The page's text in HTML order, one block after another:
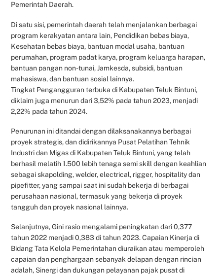
Pemerintah Daerah.
Di satu sisi, pemerintah daerah telah menjalankan berbagai
program kerakyatan antara lain, Pendidikan bebas biaya,
Kesehatan bebas biaya, bantuan modal usaha, bantuan
perumahan, program padat karya, program keluarga harapan,
bantuan pangan non-tunai, Jamkesda, subsidi, bantuan
mahasiswa, dan bantuan sosial lainnya.
Tingkat Pengangguran terbuka di Kabupaten Teluk Bintuni,
diklaim juga menurun dari 3,52% pada tahun 2023, menjadi
2,22% pada tahun 2024.
Penurunan ini ditandai dengan dilaksanakannya berbagai
proyek strategis, dan didirikannya Pusat Pelatihan Tehnik
Industri dan Migas di Kabupaten Teluk Bintuni, yang telah
berhasil melatih 1.500 lebih tenaga semi skill dengan keahlian
sebagai skapolding, welder, electrical, rigger, hospitality dan
pipefitter, yang sampai saat ini sudah bekerja di berbagai
perusahaan nasional, termasuk yang bekerja di proyek
tangguh dan proyek nasional lainnya.
Selanjutnya, Gini rasio mengalami peningkatan dari 0,377
tahun 2022 menjadi 0,383 di tahun 2023. Capaian Kinerja di
Bidang Tata Kelola Pemerintahan diuraikan atau memperoleh
capaian dan penghargaan sebanyak delapan dengan rincian
adalah, Sinergi dan dukungan pelayanan pajak pusat di